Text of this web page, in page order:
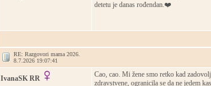
detetu je danas rođendan.❤️
RE: Razgovori mama 2026.
8.7.2026 19:07:41
IvanaSK RR
Cao, cao. Mi žene smo retko kad
zdravstvene, ogranicila se da ne jedem